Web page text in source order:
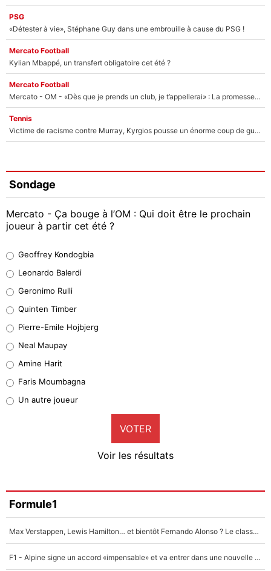
PSG
«Détester à vie», Stéphane Guy dans une embrouille à cause du PSG !
Mercato Football
Kylian Mbappé, un transfert obligatoire cet été ?
Mercato Football
Mercato - OM - «Dès que je prends un club, je t’appellerai» : La promesse de Marcelino au moment de claquer la porte
Tennis
Victime de racisme contre Murray, Kyrgios pousse un énorme coup de gueule !
Sondage
Mercato - Ça bouge à l’OM : Qui doit être le prochain
joueur à partir cet été ?
38%
32%
5%
1%
9%
Faris Moumbagna
4%
Un autre joueur
5%
Geoffrey Kondogbia
Leonardo Balerdi
Geronimo Rulli
Quinten Timber
Pierre-Emile Hojbjerg
Neal Maupay
Amine Harit
Faris Moumbagna
Un autre joueur
VOTER
Voir les résultats
Formule1
Max Verstappen, Lewis Hamilton… et bientôt Fernando Alonso ? Le classement des pilotes les mieux payés en Formule 1 risque de changer !
F1 - Alpine signe un accord «impensable» et va entrer dans une nouvelle dimension : Grande nouvelle pour Pierre Gasly !